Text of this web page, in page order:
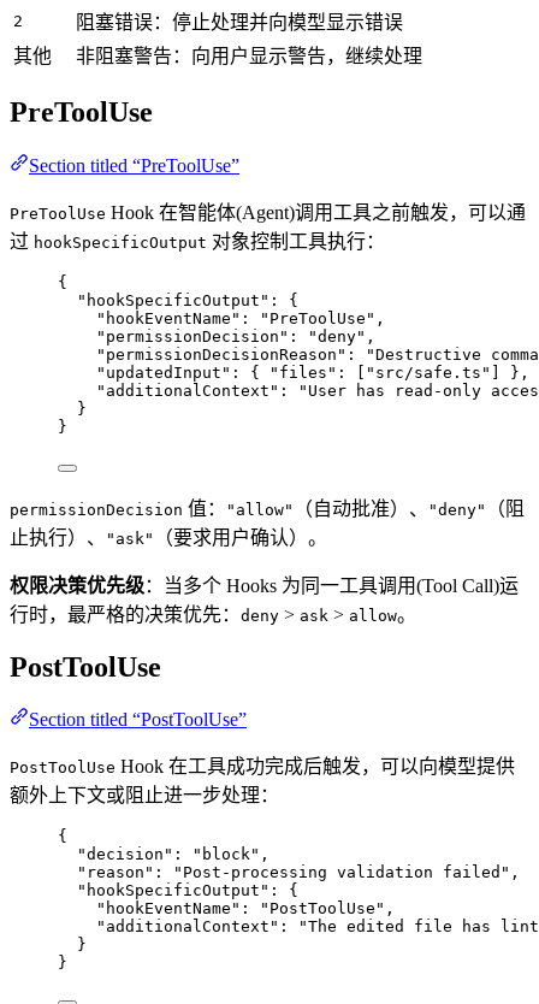
2
阻塞错误：停止处理并向模型显示错误
其他
非阻塞警告：向用户显示警告，继续处理
PreToolUse
Section titled “PreToolUse”
PreToolUse Hook 在智能体(Agent)调用工具之前触发，可以通
过 hookSpecificOutput 对象控制工具执行：
{
"hookSpecificOutput" : {
"hookEventName" : " PreToolUse " ,
"permissionDecision" : "deny" ,
"permissionDecisionReason" : "Destructive
"updatedInput" : { "files" : [ " src/safe.ts " ] },
"additionalContext" : " User has read-only
}
}
permissionDecision 值： "allow" （自动批准）、 "deny"
（阻
止执行）、
"ask" （要求用户确认）。
权限决策优先级：当多个 Hooks 为同一工具调用(Tool Call)运
行时，最严格的决策优先： deny > ask > allow。
PostToolUse
Section titled “PostToolUse”
PostToolUse Hook 在工具成功完成后触发，可以向模型提供
额外上下文或阻止进一步处理：
{
"decision" : " block" ,
"reason" : " Post-processing validation failed " ,
"hookSpecificOutput" : {
"hookEventName" : " PostToolUse " ,
"additionalContext" : "The edited file has
}
}